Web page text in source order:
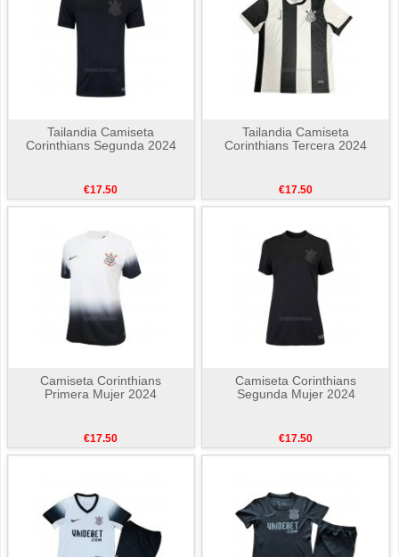
Tailandia Camiseta
Corinthians Segunda 2024
€17.50
Tailandia Camiseta
Corinthians Tercera 2024
€17.50
Camiseta Corinthians
Primera Mujer 2024
€17.50
Camiseta Corinthians
Segunda Mujer 2024
€17.50